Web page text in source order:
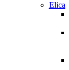
Elica